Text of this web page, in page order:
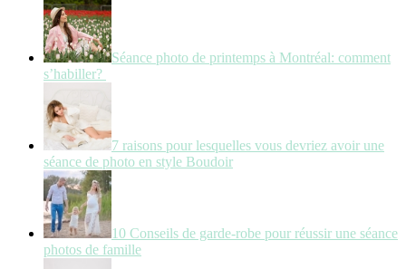
Séance photo de printemps à Montréal: comment
s’habiller?
7 raisons pour lesquelles vous devriez avoir une
séance de photo en style Boudoir
10 Conseils de garde-robe pour réussir une séance
photos de famille